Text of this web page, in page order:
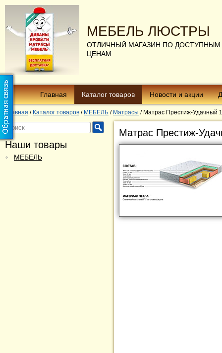
МЕБЕЛЬ ЛЮСТРЫ
ОТЛИЧНЫЙ МАГАЗИН ПО ДОСТУПНЫМ
ЦЕНАМ
Главная Каталог товаров Новости и акции
Главная / Каталог товаров / МЕБЕЛЬ / Матрасы / Матрас Престиж-Удачный
Наши товары
МЕБЕЛЬ
Матрас Престиж-